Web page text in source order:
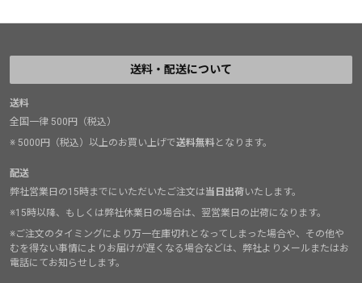
送料・配送について
送料
全国一律 500円（税込）
※ 5000円（税込）以上のお買い上げで送料無料となります。
配送
弊社営業日の15時までにいただいたご注文は当日出荷いたします。
※15時以降、もしくは弊社休業日の場合は、翌営業日の出荷になります。
※ご注文のタイミングにより万一在庫切れとなってしまった場合や、その他や
むを得ない事情によりお届けが遅くなる場合などは、弊社よりメールまたはお
電話にてお知らせします。